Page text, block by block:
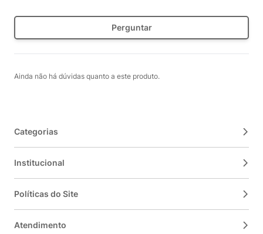
Perguntar
Ainda não há dúvidas quanto a este produto.
Categorias
Institucional
Políticas do Site
Atendimento